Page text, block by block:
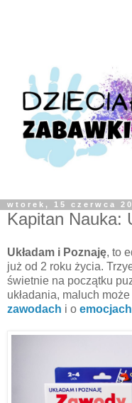
wtorek, 15 czerwca
Kapitan Nauka:
Układam i Poznaję, to
już od 2 roku życia.
świetnie na początku
układania, maluch
zawodach i o emocjach